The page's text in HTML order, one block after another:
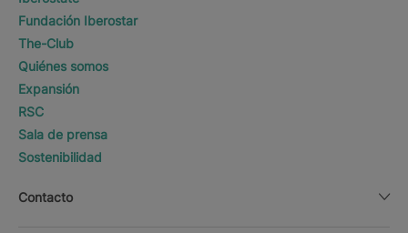
Fundación Iberostar
The-Club
Quiénes somos
Expansión
RSC
Sala de prensa
Sostenibilidad
Contacto